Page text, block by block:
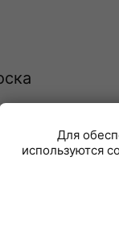
Для
используются